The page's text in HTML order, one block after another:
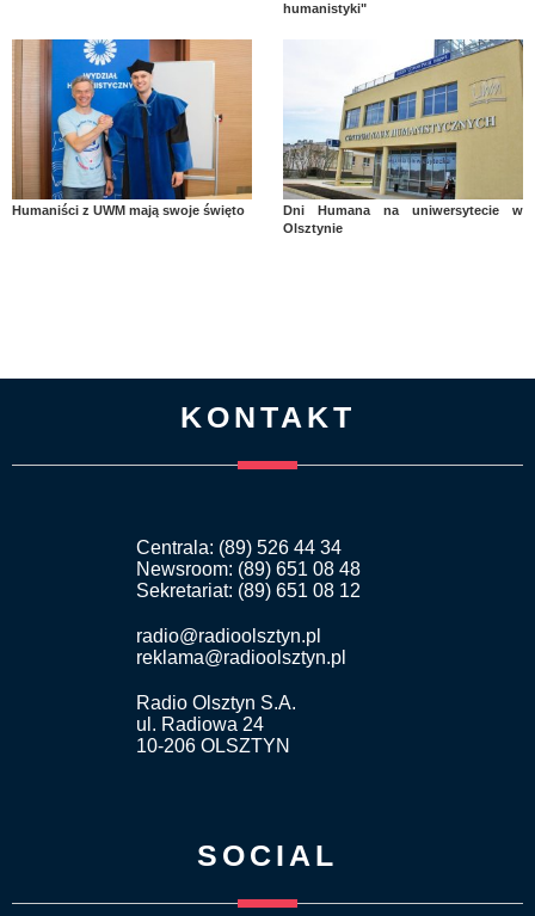
humanistyki"
Humaniści z UWM mają swoje święto
Dni Humana na uniwersytecie w
Olsztynie
KONTAKT
Centrala: (89) 526 44 34
Newsroom: (89) 651 08 48
Sekretariat: (89) 651 08 12
radio@radioolsztyn.pl
reklama@radioolsztyn.pl
Radio Olsztyn S.A.
ul. Radiowa 24
10-206 OLSZTYN
SOCIAL